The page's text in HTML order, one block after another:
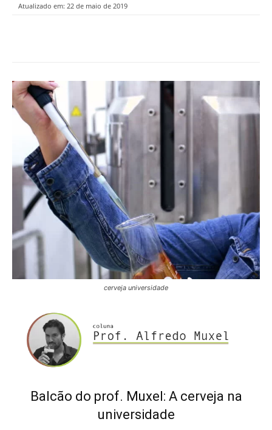
Atualizado em: 22 de maio de 2019
cerveja universidade
Balcão do prof. Muxel: A cerveja na
universidade